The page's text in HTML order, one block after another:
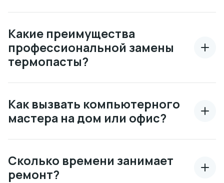
Какие преимущества
профессиональной замены
термопасты?
Как вызвать компьютерного
мастера на дом или офис?
Сколько времени занимает
ремонт?